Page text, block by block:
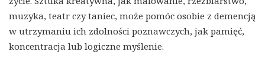
muzyka, teatr czy taniec, może pomóc osobie z demencją
w utrzymaniu ich zdolności poznawczych, jak pamięć,
koncentracja lub logiczne myślenie.